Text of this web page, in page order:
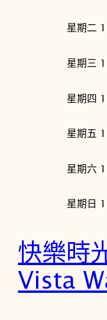
星期二
星期三
星期四
星期五
星期六
星期日
快樂時
Vista